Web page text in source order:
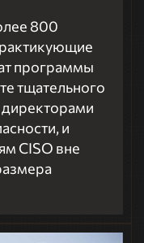
800
программы
тщательного
директорами
и
CISO вне